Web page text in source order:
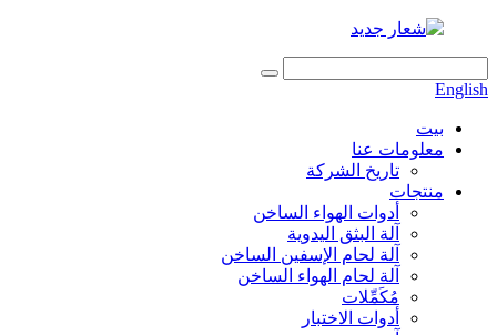
English
بيت
معلومات عنا
تاريخ الشركة
منتجات
أدوات الهواء الساخن
آلة البثق اليدوية
آلة لحام الإسفين الساخن
آلة لحام الهواء الساخن
مُكَمِّلات
أدوات الاختبار